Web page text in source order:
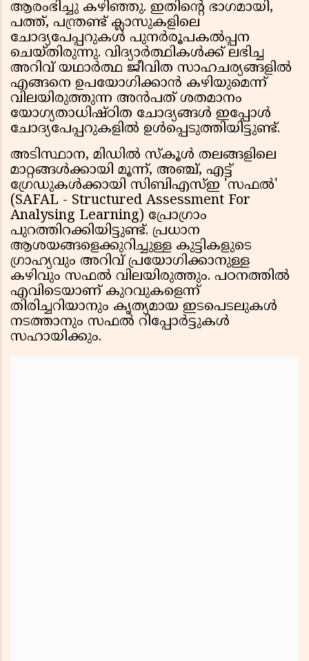
ആരംഭിച്ചു കഴിഞ്ഞു. ഇതിന്റെ ഭാഗമായി,
പത്ത്, പന്ത്രണ്ട് ക്ലാസുകളിലെ
ചോദ്യപേപ്പറുകൾ പുനർരൂപകൽപ്പന
ചെയ്തിരുന്നു. വിദ്യാർത്ഥികൾക്ക് ലഭിച്ച
അറിവ് യഥാർത്ഥ ജീവിത സാഹചര്യങ്ങളിൽ
എങ്ങനെ ഉപയോഗിക്കാൻ കഴിയുമെന്ന്
വിലയിരുത്തുന്ന അൻപത് ശതമാനം
യോഗ്യതാധിഷ്ഠിത ചോദ്യങ്ങൾ ഇപ്പോൾ
ചോദ്യപേപ്പറുകളിൽ ഉൾപ്പെടുത്തിയിട്ടുണ്ട്.
അടിസ്ഥാന, മിഡിൽ സ്കൂൾ തലങ്ങളിലെ
മാറ്റങ്ങൾക്കായി മൂന്ന്, അഞ്ച്, എട്ട്
ഗ്രേഡുകൾക്കായി സിബിഎസ്ഇ 'സഫൽ'
(SAFAL - Structured Assessment For
Analysing Learning) പ്രോഗ്രാം
പുറത്തിറക്കിയിട്ടുണ്ട്. പ്രധാന
ആശയങ്ങളെക്കുറിച്ചുള്ള കുട്ടികളുടെ
ഗ്രാഹ്യവും അറിവ് പ്രയോഗിക്കാനുള്ള
കഴിവും സഫൽ വിലയിരുത്തും. പഠനത്തിൽ
എവിടെയാണ് കുറവുകളെന്ന്
തിരിച്ചറിയാനും കൃത്യമായ ഇടപെടലുകൾ
നടത്താനും സഫൽ റിപ്പോർട്ടുകൾ
സഹായിക്കും.